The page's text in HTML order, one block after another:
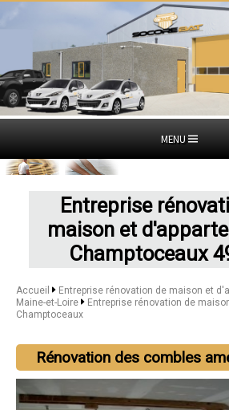
MENU
Entreprise
maison et
Champtoceaux
Accueil
Entreprise rénovation de maison et
Maine-et-Loire
Entreprise rénovation de
Champtoceaux
Rénovation des combles